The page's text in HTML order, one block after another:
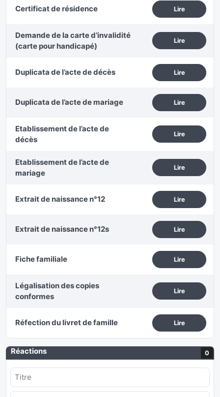
Certificat de résidence Lire
Demande de la carte d’invalidité
(carte pour handicapé)
Lire
Duplicata de l’acte de décès Lire
Duplicata de l’acte de mariage Lire
Etablissement de l’acte de
décès
Lire
Etablissement de l’acte de
mariage
Lire
Extrait de naissance n°12 Lire
Extrait de naissance n°12s Lire
Fiche familiale Lire
Légalisation des copies
conformes
Lire
Réfection du livret de famille Lire
Réactions 0